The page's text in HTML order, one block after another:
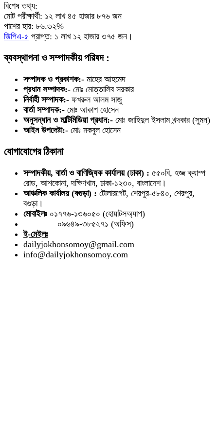
বিশেষ তথ্য:
মোট পরীক্ষার্থী: ১২ লাখ ৪৫ হাজার ৮৭৬ জন
পাশের হার: ৮৬.৩২%
জিপিএ-৫ প্রাপ্ত: ১ লাখ ১২ হাজার ৩৭৫ জন।
ব্যবস্থাপনা ও সম্পাদকীয় পরিষদ :
সম্পাদক ও প্রকাশক:- মাহের আহমেদ
প্রধান সম্পাদক:- মোঃ মোত্তালিব সরকার
নির্বাহী সম্পাদক:- ফখরুল আলম সাজু
বার্তা সম্পাদক:- মোঃ আকাশ হোসেন
অনুসন্ধান ও মাল্টিমিডিয়া প্রধান:- মোঃ জাহিদুল ইসলাম খন্দকার (সুমন)
আইন উপদেষ্টা:- মোঃ মকবুল হোসেন
যোগাযোগের ঠিকানা
সম্পাদকীয়, বার্তা ও বাণিজ্যিক কার্যালয় (ঢাকা) : ৫৫০বি, হজ্জ ক্যাম্প
রোড, আশকোনা, দক্ষিণখান, ঢাকা-১২৩০, বাংলাদেশ।
আঞ্চলিক কার্যালয় (বগুড়া) : টোলারগেট, শেরপুর-৫৮৪০, শেরপুর,
বগুড়া।
মোবাইলঃ ০১৭৭৬-১৩৬০৫০ (হোয়াটসঅ্যাপ)
০৯৬৪৯-৩৮৫২৭১ (অফিস)
ই-মেইলঃ
dailyjokhonsomoy@gmail.com
info@dailyjokhonsomoy.com